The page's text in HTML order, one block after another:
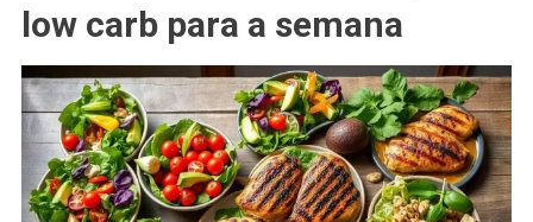
low carb para a semana